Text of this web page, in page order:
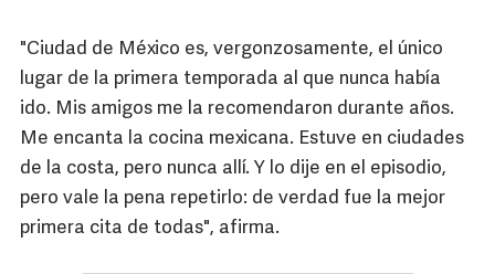
"Ciudad de México es, vergonzosamente, el único
lugar de la primera temporada al que nunca había
ido. Mis amigos me la recomendaron durante años.
Me encanta la cocina mexicana. Estuve en ciudades
de la costa, pero nunca allí. Y lo dije en el episodio,
pero vale la pena repetirlo: de verdad fue la mejor
primera cita de todas", afirma.